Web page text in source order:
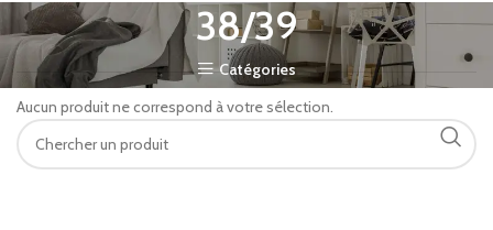
38/39
Catégories
Aucun produit ne correspond à votre sélection.